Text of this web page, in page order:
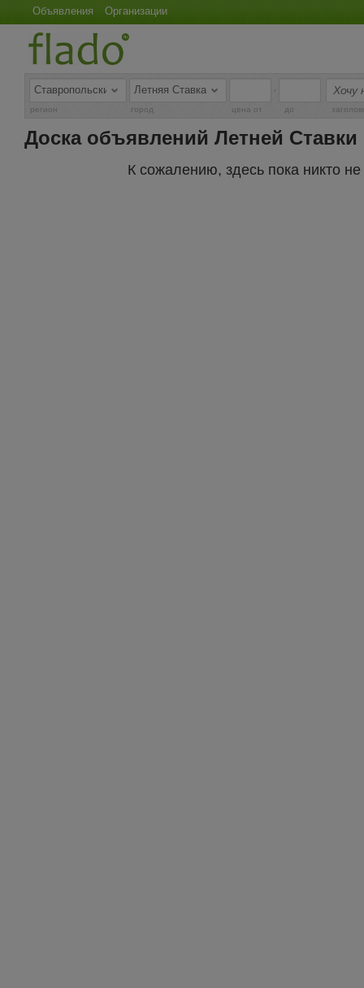
Объявления Организации
-
регион город цена от до
Доска объявлений Летней Ставки
К сожалению, здесь пока никто